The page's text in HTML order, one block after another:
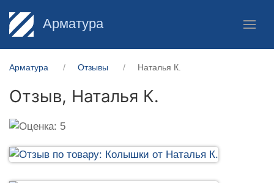
Арматура
Арматура Отзывы Наталья К.
Отзыв, Наталья К.